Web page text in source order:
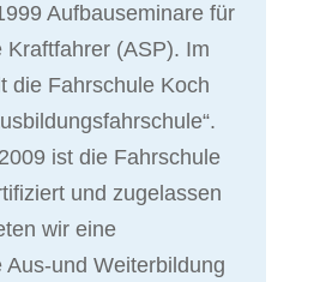
Aufbauseminare für
Kraftfahrer (ASP). Im
die Fahrschule Koch
ist die Fahrschule
und zugelassen
wir eine
Aus-und Weiterbildung